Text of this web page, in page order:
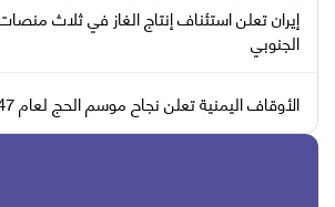
إيران تعلن استئناف إنتاج الغاز في ثلاث
الجنوبي
الأوقاف اليمنية تعلن نجاح موسم الحج لعام 1447هـ